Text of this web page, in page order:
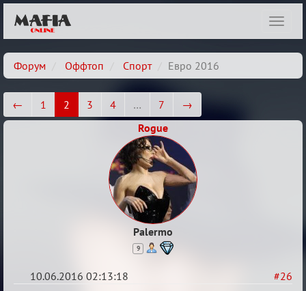
Форум
Оффтоп Спорт Евро 2016
← 1 2 3 4 … 7
→
Rogue
Palermo
9
#26
10.06.2016 02:13:18